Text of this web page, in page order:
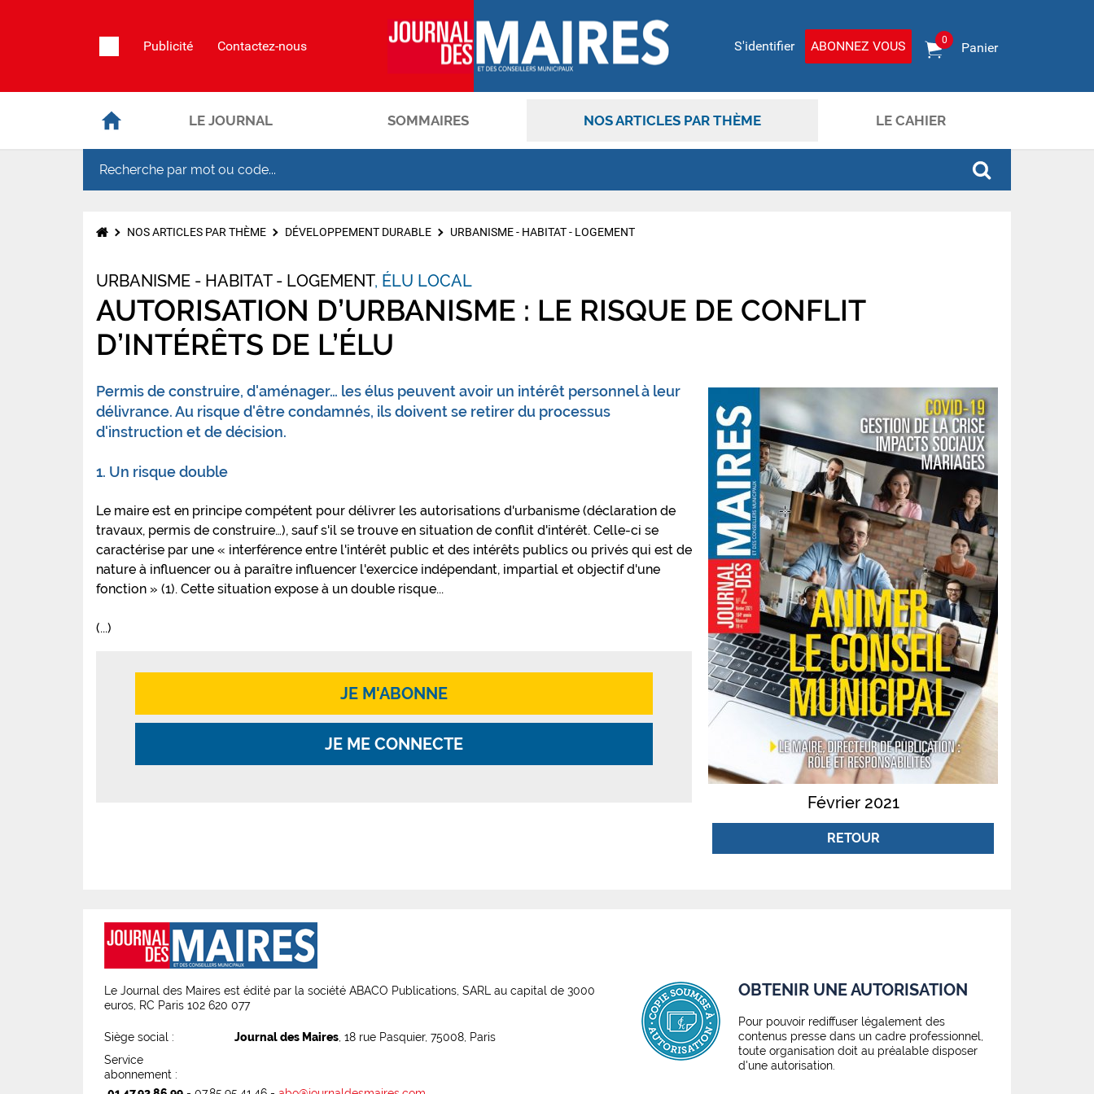
Publicité Contactez-nous S'identifier ABONNEZ VOUS Panier
0
LE JOURNAL SOMMAIRES NOS ARTICLES PAR THÈME LE CAHIER
NOS ARTICLES PAR THÈME DÉVELOPPEMENT DURABLE URBANISME - HABITAT - LOGEMENT
URBANISME - HABITAT - LOGEMENT ÉLU LOCAL
AUTORISATION D’URBANISME : LE RISQUE DE CONFLIT
D’INTÉRÊTS DE L’ÉLU
Permis de construire, d'aménager… les élus peuvent avoir un intérêt personnel à leur
délivrance. Au risque d'être condamnés, ils doivent se retirer du processus
d'instruction et de décision.
1. Un risque double
Le maire est en principe compétent pour délivrer les autorisations d'urbanisme (déclaration de
travaux, permis de construire…), sauf s'il se trouve en situation de conflit d'intérêt. Celle-ci se
caractérise par une « interférence entre l'intérêt public et des intérêts publics ou privés qui est de
nature à influencer ou à paraître influencer l'exercice indépendant, impartial et objectif d'une
fonction » (1). Cette situation expose à un double risque...
(...)
JE M'ABONNE
JE ME CONNECTE
Février 2021
RETOUR
Le Journal des Maires est édité par la société ABACO Publications, SARL au capital de 3000
euros, RC Paris 102 620 077
Siège social : Journal des Maires, 18 rue Pasquier, 75008, Paris
Service
abonnement :
OBTENIR UNE AUTORISATION
Pour pouvoir rediffuser légalement des
contenus presse dans un cadre professionnel,
toute organisation doit au préalable disposer
d'une autorisation.